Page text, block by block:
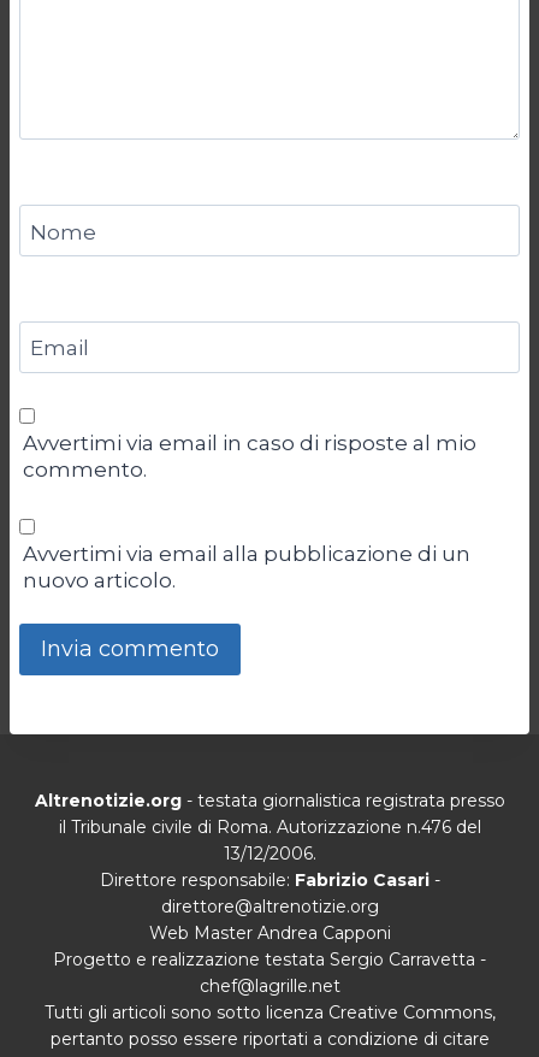
Nome
Email
Avvertimi via email in caso di risposte al mio
commento.
Avvertimi via email alla pubblicazione di un
nuovo articolo.
Altrenotizie.org- testata giornalistica registrata presso
il Tribunale civile di Roma. Autorizzazione n.476 del
13/12/2006.
Direttore responsabile: Fabrizio Casari-
direttore@altrenotizie.org
Web Master Andrea Capponi
Progetto e realizzazione testata Sergio Carravetta -
chef@lagrille.net
Tutti gli articoli sono sotto licenza Creative Commons,
pertanto posso essere riportati a condizione di citare